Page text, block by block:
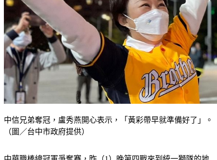
中信兄弟奪冠，盧秀燕開心表示，「黃彩帶早就準備好了」。
（圖／台中市政府提供）